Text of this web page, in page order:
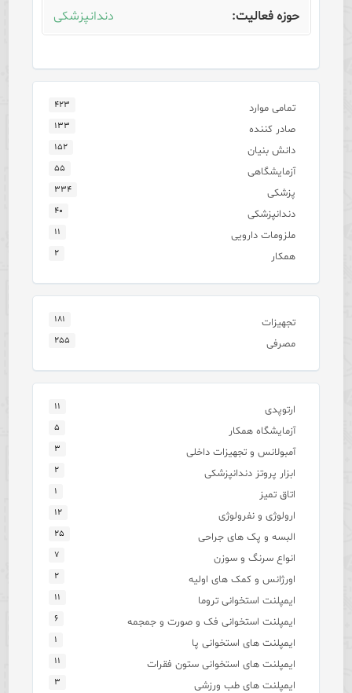
دندانپزشکی
تمامی موارد ۴۲۳
صادر کننده ۱۳۳
دانش بنیان ۱۵۲
آزمایشگاهی ۵۵
پزشکی ۳۳۴
دندانپزشکی ۴۰
ملزومات دارویی ۱۱
همکار ۲
تجهیزات ۱۸۱
مصرفی ۲۵۵
ارتوپدی ۱۱
آزمایشگاه همکار ۵
آمبولانس و تجهیزات داخلی ۳
ابزار پروتز دندانپزشکی ۲
اتاق تمیز ۱
ارولوژی و نفرولوژی ۱۲
البسه و پک های جراحی ۲۵
انواع سرنگ و سوزن ۷
اورژانس و کمک های اولیه ۲
ایمپلنت استخوانی تروما ۱۱
ایمپلنت استخوانی فک و صورت و جمجمه ۶
ایمپلنت های استخوانی پا ۱
ایمپلنت های استخوانی ستون فقرات ۱۱
ایمپلنت های طب ورزشی ۳